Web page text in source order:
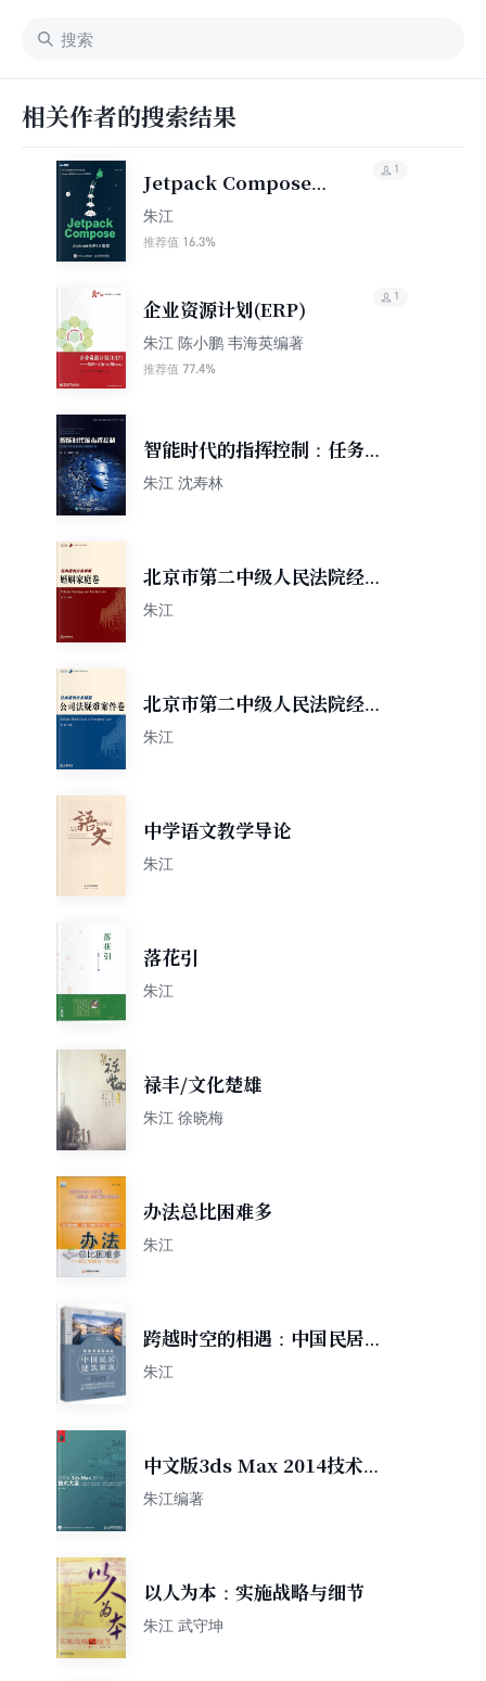
相关作者的搜索结果
Jetpack Compose：
Android全新UI编程
朱江
推荐值 16.3%
1
企业资源计划(ERP)
朱江 陈小鹏 韦海英编著
推荐值 77.4%
1
智能时代的指挥控制：任务共
同体机制和模型研究
朱江 沈寿林
北京市第二中级人民法院经典
案例分类精解：婚姻家庭卷
朱江
北京市第二中级人民法院经典
案例分类精解：公司法疑难案
朱江
中学语文教学导论
朱江
落花引
朱江
禄丰/文化楚雄
朱江 徐晓梅
办法总比困难多
朱江
跨越时空的相遇：中国民居建
筑解读
朱江
中文版3ds Max 2014技术大
全
朱江编著
以人为本：实施战略与细节
朱江 武守坤